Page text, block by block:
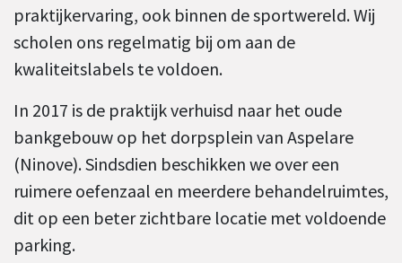
praktijkervaring, ook binnen de sportwereld. Wij
scholen ons regelmatig bij om aan de
kwaliteitslabels te voldoen.
In 2017 is de praktijk verhuisd naar het oude
bankgebouw op het dorpsplein van Aspelare
(Ninove). Sindsdien beschikken we over een
ruimere oefenzaal en meerdere behandelruimtes,
dit op een beter zichtbare locatie met voldoende
parking.